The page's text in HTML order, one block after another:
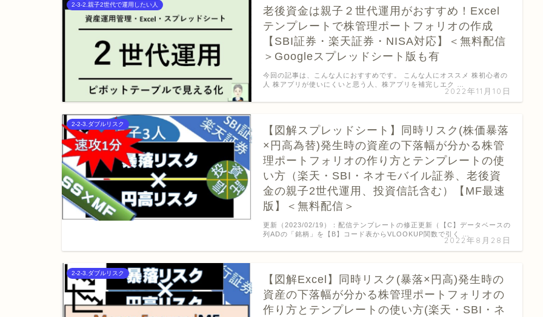
2-3-2.親子2世代で運用したい人
老後資金は親子２世代運用がおすすめ！Excel
テンプレートで株管理ポートフォリオの作成
【SBI証券・楽天証券・NISA対応】＜無料配信
＞Googleスプレッドシート版も有
2022年11月10日
今回の記事は、こんな人におすすめです。 こんな人にオススメ 株初心者の
人 株アプリが使いにくいと思う人、株アプリを補完しエク …
2-2-3.ダブルリスク
【図解スプレッドシート】同時リスク(株価暴落
×円高為替)発生時の資産の下落幅が分かる株管
理ポートフォリオの作り方とテンプレートの使
い方（楽天・SBI・ネオモバイル証券、老後資
金の親子2世代運用、投資信託含む）【MF最速
版】＜無料配信＞
2022年8月28日
更新（2023/02/19）：配信テンプレートの修正更新（【C】データベースの
列ADの「銘柄」を【B】コード表からVLOOKUP関数で引く …
2-2-3.ダブルリスク
【図解Excel】同時リスク(暴落×円高)発生時の
資産の下落幅が分かる株管理ポートフォリオの
作り方とテンプレートの使い方(楽天・SBI・ネ